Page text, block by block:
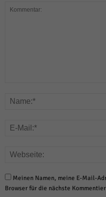
Meinen Namen, meine E-Mail-
Browser für die nächste